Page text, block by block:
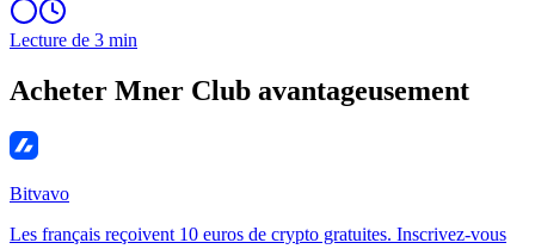
Lecture de 3 min
Acheter Mner Club avantageusement
Bitvavo
Les français reçoivent 10 euros de crypto gratuites. Inscrivez-vous